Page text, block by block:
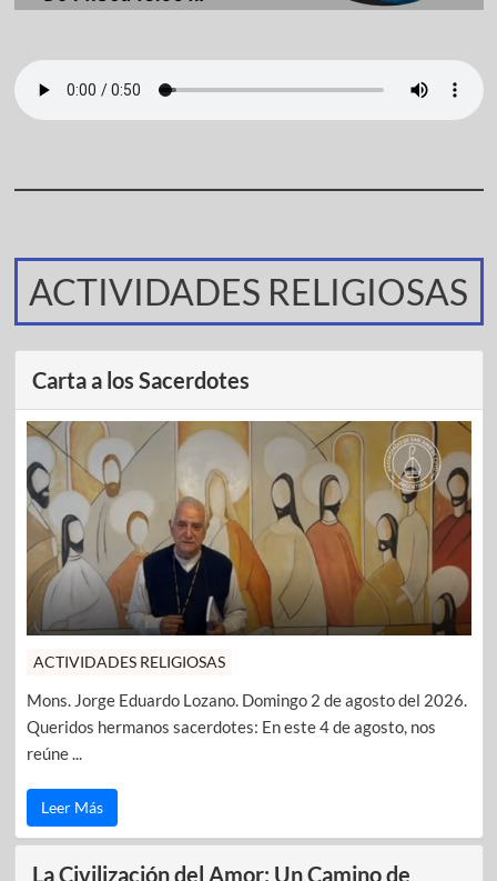
ACTIVIDADES RELIGIOSAS
Carta a los Sacerdotes
ACTIVIDADES RELIGIOSAS
Mons. Jorge Eduardo Lozano. Domingo 2 de agosto del 2026.
Queridos hermanos sacerdotes: En este 4 de agosto, nos
reúne ...
Leer Más
La Civilización del Amor: Un Camino de